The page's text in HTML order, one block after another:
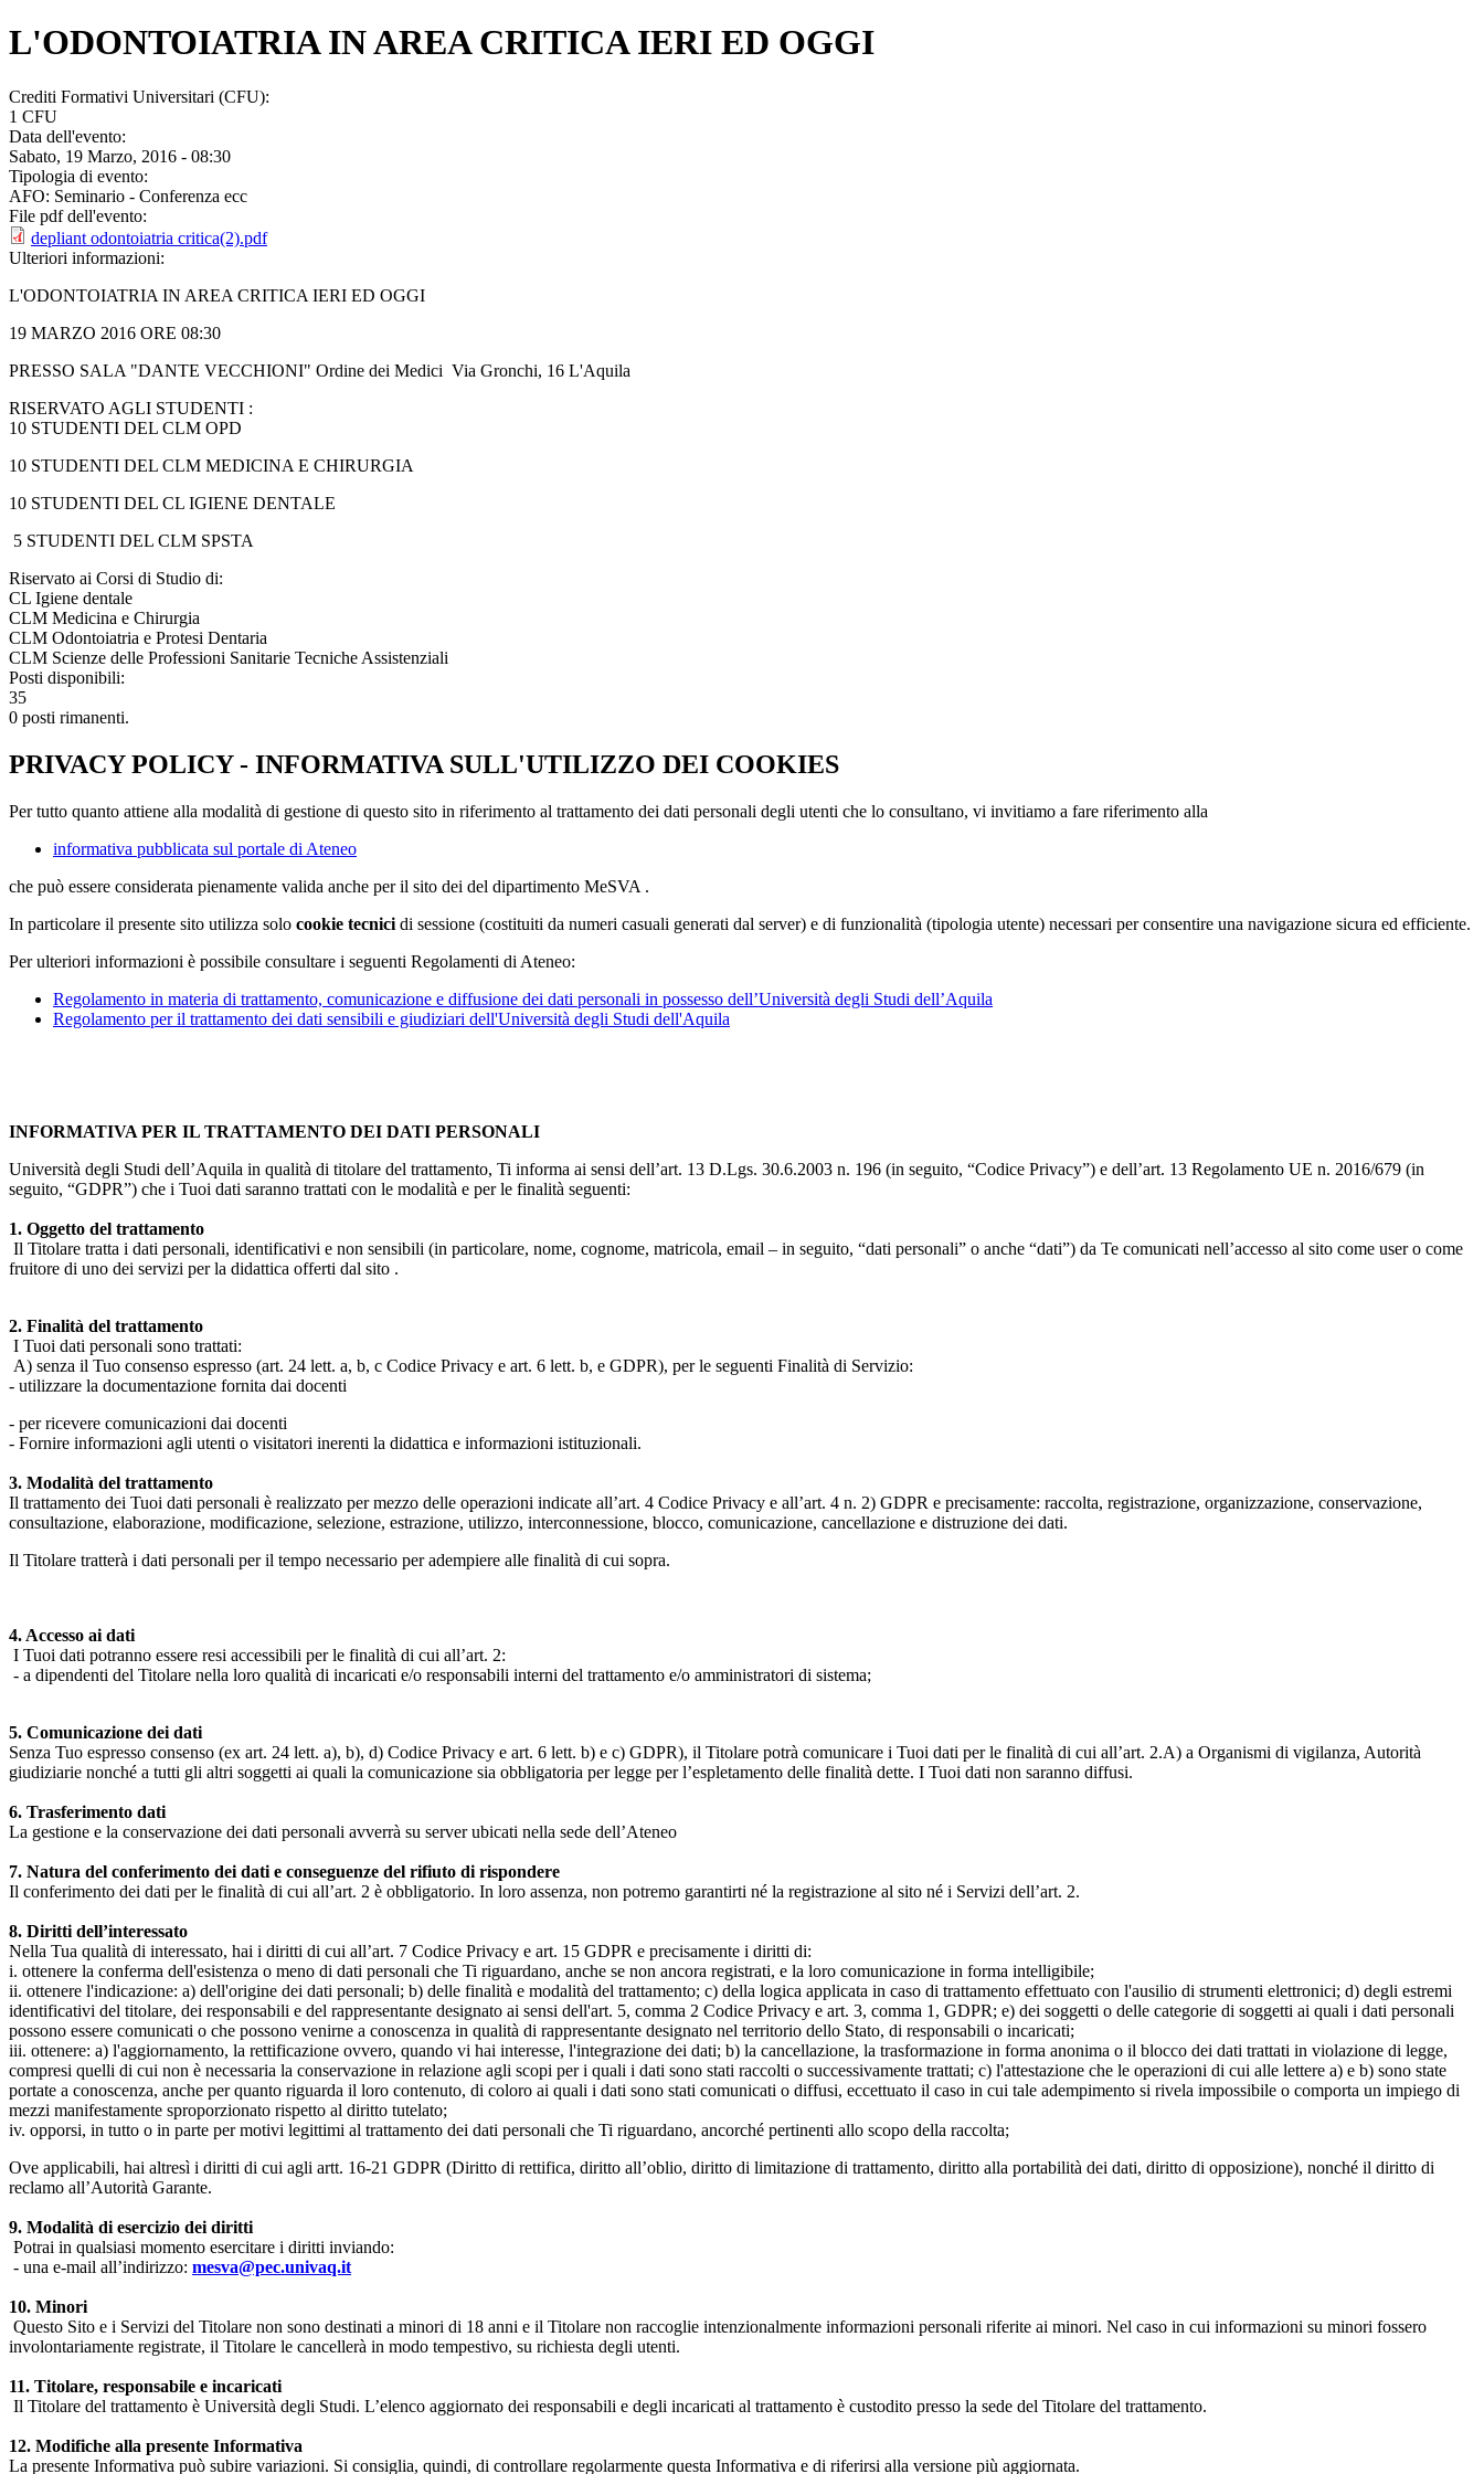
L'ODONTOIATRIA IN AREA CRITICA IERI ED OGGI
Crediti Formativi Universitari (CFU):
1 CFU
Data dell'evento:
Sabato, 19 Marzo, 2016 - 08:30
Tipologia di evento:
AFO: Seminario - Conferenza ecc
File pdf dell'evento:
depliant odontoiatria critica(2).pdf
Ulteriori informazioni:
L'ODONTOIATRIA IN AREA CRITICA IERI ED OGGI
19 MARZO 2016 ORE 08:30
PRESSO SALA "DANTE VECCHIONI" Ordine dei Medici Via Gronchi, 16 L'Aquila
RISERVATO AGLI STUDENTI :
10 STUDENTI DEL CLM OPD
10 STUDENTI DEL CLM MEDICINA E CHIRURGIA
10 STUDENTI DEL CL IGIENE DENTALE
5 STUDENTI DEL CLM SPSTA
Riservato ai Corsi di Studio di:
CL Igiene dentale
CLM Medicina e Chirurgia
CLM Odontoiatria e Protesi Dentaria
CLM Scienze delle Professioni Sanitarie Tecniche Assistenziali
Posti disponibili:
35
0 posti rimanenti.
PRIVACY POLICY - INFORMATIVA SULL'UTILIZZO DEI COOKIES
Per tutto quanto attiene alla modalità di gestione di questo sito in riferimento al trattamento dei dati personali degli utenti che lo consultano, vi invitiamo a fare riferimento alla
informativa pubblicata sul portale di Ateneo
che può essere considerata pienamente valida anche per il sito dei del dipartimento MeSVA .
In particolare il presente sito utilizza solo cookie tecnici di sessione (costituiti da numeri casuali generati dal server) e di funzionalità (tipologia utente) necessari per consentire una navigazione sicura ed efficiente.
Per ulteriori informazioni è possibile consultare i seguenti Regolamenti di Ateneo:
Regolamento in materia di trattamento, comunicazione e diffusione dei dati personali in possesso dell’Università degli Studi dell’Aquila
Regolamento per il trattamento dei dati sensibili e giudiziari dell'Università degli Studi dell'Aquila
INFORMATIVA PER IL TRATTAMENTO DEI DATI PERSONALI
Università degli Studi dell’Aquila in qualità di titolare del trattamento, Ti informa ai sensi dell’art. 13 D.Lgs. 30.6.2003 n. 196 (in seguito, “Codice Privacy”) e dell’art. 13 Regolamento UE n. 2016/679 (in
seguito, “GDPR”) che i Tuoi dati saranno trattati con le modalità e per le finalità seguenti:
1. Oggetto del trattamento
Il Titolare tratta i dati personali, identificativi e non sensibili (in particolare, nome, cognome, matricola, email – in seguito, “dati personali” o anche “dati”) da Te comunicati nell’accesso al sito come user o come
fruitore di uno dei servizi per la didattica offerti dal sito .
2. Finalità del trattamento
I Tuoi dati personali sono trattati:
A) senza il Tuo consenso espresso (art. 24 lett. a, b, c Codice Privacy e art. 6 lett. b, e GDPR), per le seguenti Finalità di Servizio:
- utilizzare la documentazione fornita dai docenti
- per ricevere comunicazioni dai docenti
- Fornire informazioni agli utenti o visitatori inerenti la didattica e informazioni istituzionali.
3. Modalità del trattamento
Il trattamento dei Tuoi dati personali è realizzato per mezzo delle operazioni indicate all’art. 4 Codice Privacy e all’art. 4 n. 2) GDPR e precisamente: raccolta, registrazione, organizzazione, conservazione,
consultazione, elaborazione, modificazione, selezione, estrazione, utilizzo, interconnessione, blocco, comunicazione, cancellazione e distruzione dei dati.
Il Titolare tratterà i dati personali per il tempo necessario per adempiere alle finalità di cui sopra.
4. Accesso ai dati
I Tuoi dati potranno essere resi accessibili per le finalità di cui all’art. 2:
- a dipendenti del Titolare nella loro qualità di incaricati e/o responsabili interni del trattamento e/o amministratori di sistema;
5. Comunicazione dei dati
Senza Tuo espresso consenso (ex art. 24 lett. a), b), d) Codice Privacy e art. 6 lett. b) e c) GDPR), il Titolare potrà comunicare i Tuoi dati per le finalità di cui all’art. 2.A) a Organismi di vigilanza, Autorità
giudiziarie nonché a tutti gli altri soggetti ai quali la comunicazione sia obbligatoria per legge per l’espletamento delle finalità dette. I Tuoi dati non saranno diffusi.
6. Trasferimento dati
La gestione e la conservazione dei dati personali avverrà su server ubicati nella sede dell’Ateneo
7. Natura del conferimento dei dati e conseguenze del rifiuto di rispondere
Il conferimento dei dati per le finalità di cui all’art. 2 è obbligatorio. In loro assenza, non potremo garantirti né la registrazione al sito né i Servizi dell’art. 2.
8. Diritti dell’interessato
Nella Tua qualità di interessato, hai i diritti di cui all’art. 7 Codice Privacy e art. 15 GDPR e precisamente i diritti di:
i. ottenere la conferma dell'esistenza o meno di dati personali che Ti riguardano, anche se non ancora registrati, e la loro comunicazione in forma intelligibile;
ii. ottenere l'indicazione: a) dell'origine dei dati personali; b) delle finalità e modalità del trattamento; c) della logica applicata in caso di trattamento effettuato con l'ausilio di strumenti elettronici; d) degli estremi
identificativi del titolare, dei responsabili e del rappresentante designato ai sensi dell'art. 5, comma 2 Codice Privacy e art. 3, comma 1, GDPR; e) dei soggetti o delle categorie di soggetti ai quali i dati personali
possono essere comunicati o che possono venirne a conoscenza in qualità di rappresentante designato nel territorio dello Stato, di responsabili o incaricati;
iii. ottenere: a) l'aggiornamento, la rettificazione ovvero, quando vi hai interesse, l'integrazione dei dati; b) la cancellazione, la trasformazione in forma anonima o il blocco dei dati trattati in violazione di legge,
compresi quelli di cui non è necessaria la conservazione in relazione agli scopi per i quali i dati sono stati raccolti o successivamente trattati; c) l'attestazione che le operazioni di cui alle lettere a) e b) sono state
portate a conoscenza, anche per quanto riguarda il loro contenuto, di coloro ai quali i dati sono stati comunicati o diffusi, eccettuato il caso in cui tale adempimento si rivela impossibile o comporta un impiego di
mezzi manifestamente sproporzionato rispetto al diritto tutelato;
iv. opporsi, in tutto o in parte per motivi legittimi al trattamento dei dati personali che Ti riguardano, ancorché pertinenti allo scopo della raccolta;
Ove applicabili, hai altresì i diritti di cui agli artt. 16-21 GDPR (Diritto di rettifica, diritto all’oblio, diritto di limitazione di trattamento, diritto alla portabilità dei dati, diritto di opposizione), nonché il diritto di
reclamo all’Autorità Garante.
9. Modalità di esercizio dei diritti
Potrai in qualsiasi momento esercitare i diritti inviando:
- una e-mail all’indirizzo: mesva@pec.univaq.it
10. Minori
Questo Sito e i Servizi del Titolare non sono destinati a minori di 18 anni e il Titolare non raccoglie intenzionalmente informazioni personali riferite ai minori. Nel caso in cui informazioni su minori fossero
involontariamente registrate, il Titolare le cancellerà in modo tempestivo, su richiesta degli utenti.
11. Titolare, responsabile e incaricati
Il Titolare del trattamento è Università degli Studi. L’elenco aggiornato dei responsabili e degli incaricati al trattamento è custodito presso la sede del Titolare del trattamento.
12. Modifiche alla presente Informativa
La presente Informativa può subire variazioni. Si consiglia, quindi, di controllare regolarmente questa Informativa e di riferirsi alla versione più aggiornata.